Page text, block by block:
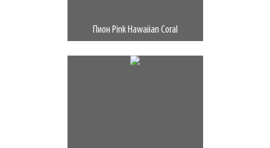
Пион Pink Hawaiian Coral